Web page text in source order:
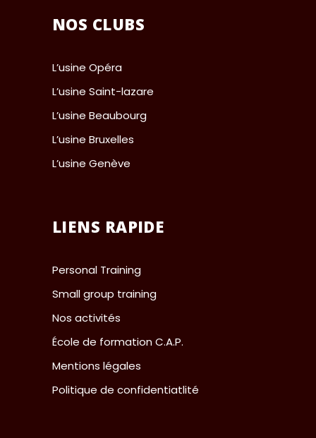
NOS CLUBS
L’usine Opéra
L’usine Saint-lazare
L’usine Beaubourg
L’usine Bruxelles
L’usine Genève
LIENS RAPIDE
Personal Training
Small group training
Nos activités
École de formation C.A.P.
Mentions légales
Politique de confidentiatlité